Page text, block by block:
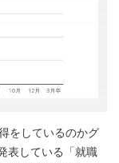
をしているのかグ
表している「就職